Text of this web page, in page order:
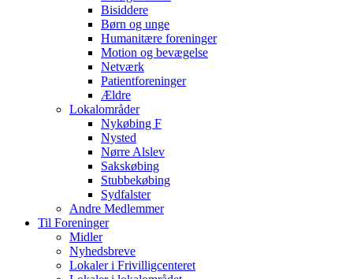
Bisiddere
Børn og unge
Humanitære foreninger
Motion og bevægelse
Netværk
Patientforeninger
Ældre
Lokalområder
Nykøbing F
Nysted
Nørre Alslev
Sakskøbing
Stubbekøbing
Sydfalster
Andre Medlemmer
Til Foreninger
Midler
Nyhedsbreve
Lokaler i Frivilligcenteret